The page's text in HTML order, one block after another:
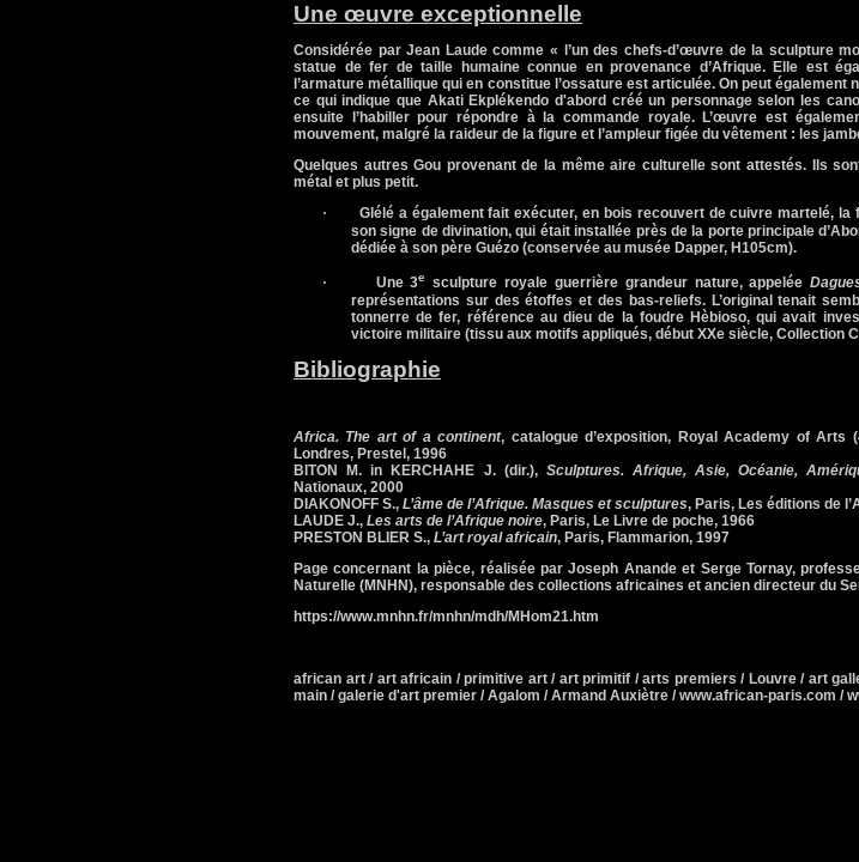
Une œuvre exceptionnelle
Considérée par Jean Laude comme « l’un des chefs-d’œuvre de la sculpture
statue de fer de taille humaine connue en provenance d’Afrique. Elle est
l’armature métallique qui en constitue l’ossature est articulée. On peut également
ce qui indique que Akati Ekplékendo d'abord créé un personnage selon les
ensuite l’habiller pour répondre à la commande royale.L’œuvre est
mouvement, malgré la raideur de la figure et l’ampleur figée du vêtement : les
Quelques autres Gou provenant de la même aire culturelle sont attestés. Ils
métal et plus petit.
·
Glélé a également fait exécuter, en bois recouvert de cuivre martelé, la
son signe de divination, qui était installée près de la porte principale
dédiée à son père Guézo (conservée au musée Dapper, H105cm).
· Une 3e sculpture royale guerrière grandeur nature, appelée
représentations sur des étoffes et des bas-reliefs. L’original tenait
tonnerre de fer, référence au dieu de la foudre Hèbioso, qui avait
victoire militaire (tissu aux motifs appliqués, début XXe siècle, Collection
Bibliographie
Africa. The art of a continent, catalogue d’exposition, Royal Academy of Arts
Londres, Prestel, 1996
BITON M. in KERCHAHE J. (dir.), Sculptures. Afrique, Asie, Océanie,
Nationaux, 2000
DIAKONOFF S., L’âme de l’Afrique. Masques et sculptures, Paris, Les éditions de
LAUDE J., Les arts de l’Afrique noire, Paris, Le Livre de poche, 1966
PRESTON BLIER S., L’art royal africain, Paris, Flammarion, 1997
Page concernant la pièce, réalisée par Joseph Anande et Serge Tornay,
Naturelle (MNHN), responsable des collections africaines et ancien directeur du
https://www.mnhn.fr/mnhn/mdh/MHom21.htm
african art / art africain / primitive art / art primitif / arts premiers / Louvre / art
main / galerie d'art premier / Agalom / Armand Auxiètre / www.african-paris.com /